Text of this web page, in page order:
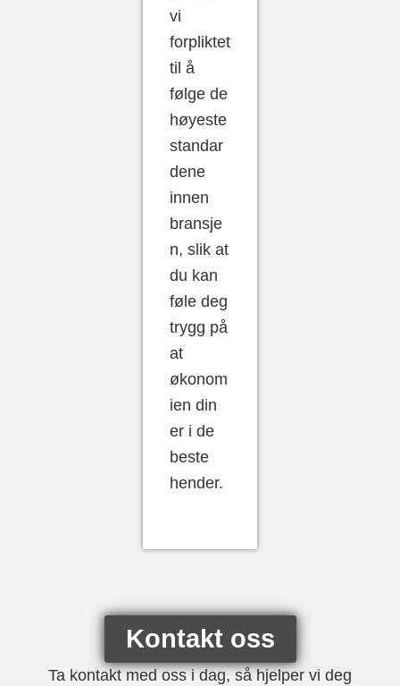
vi
forpliktet
til å
følge de
høyeste
standar
dene
innen
bransje
n, slik at
du kan
føle deg
trygg på
at
økonom
ien din
er i de
beste
hender.
Kontakt oss
Ta kontakt med oss i dag, så hjelper vi deg